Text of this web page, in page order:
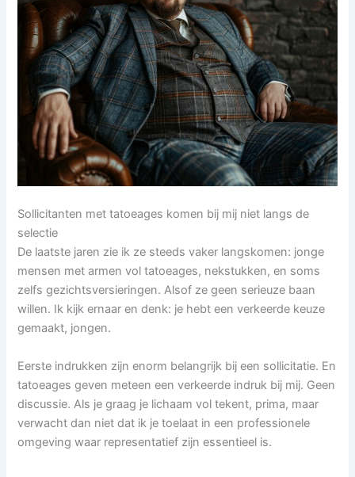
Sollicitanten met tatoeages komen bij mij niet langs de
selectie
De laatste jaren zie ik ze steeds vaker langskomen: jonge
mensen met armen vol tatoeages, nekstukken, en soms
zelfs gezichtsversieringen. Alsof ze geen serieuze baan
willen. Ik kijk ernaar en denk: je hebt een verkeerde keuze
gemaakt, jongen.
Eerste indrukken zijn enorm belangrijk bij een sollicitatie. En
tatoeages geven meteen een verkeerde indruk bij mij. Geen
discussie. Als je graag je lichaam vol tekent, prima, maar
verwacht dan niet dat ik je toelaat in een professionele
omgeving waar representatief zijn essentieel is.